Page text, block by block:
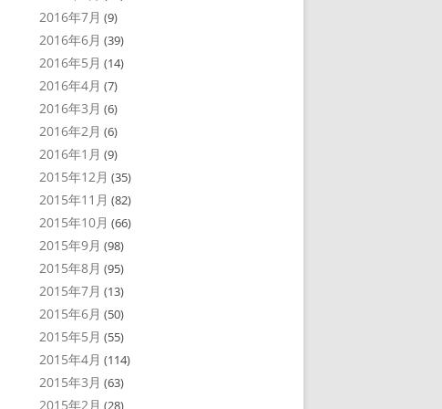
2016年7月 (9)
2016年6月 (39)
2016年5月 (14)
2016年4月 (7)
2016年3月 (6)
2016年2月 (6)
2016年1月 (9)
2015年12月 (35)
2015年11月 (82)
2015年10月 (66)
2015年9月 (98)
2015年8月 (95)
2015年7月 (13)
2015年6月 (50)
2015年5月 (55)
2015年4月 (114)
2015年3月 (63)
2015年2月 (28)